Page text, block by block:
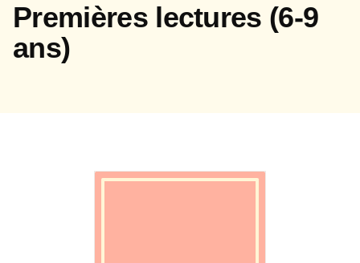
Premières lectures (6-9
ans)